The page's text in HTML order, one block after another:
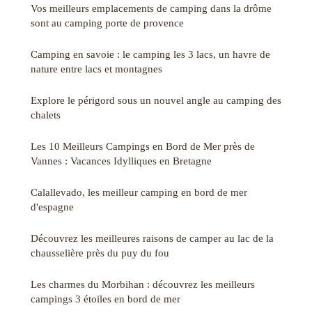
Vos meilleurs emplacements de camping dans la drôme
sont au camping porte de provence
Camping en savoie : le camping les 3 lacs, un havre de
nature entre lacs et montagnes
Explore le périgord sous un nouvel angle au camping des
chalets
Les 10 Meilleurs Campings en Bord de Mer près de
Vannes : Vacances Idylliques en Bretagne
Calallevado, les meilleur camping en bord de mer
d'espagne
Découvrez les meilleures raisons de camper au lac de la
chausselière près du puy du fou
Les charmes du Morbihan : découvrez les meilleurs
campings 3 étoiles en bord de mer